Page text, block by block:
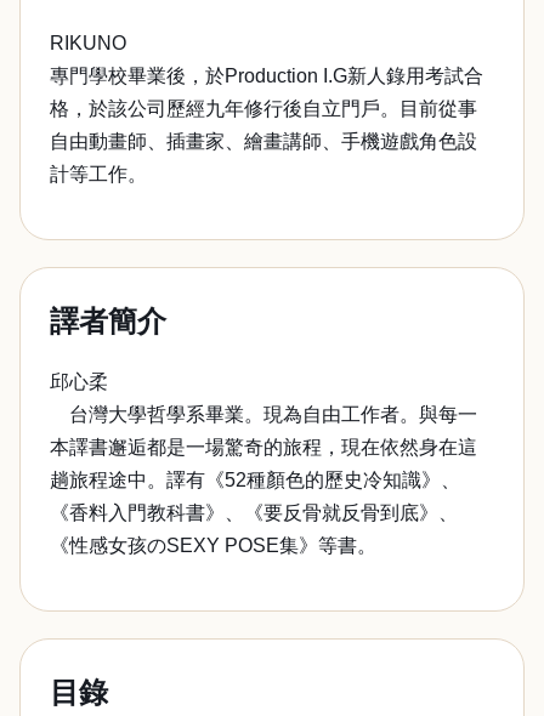
RIKUNO
專門學校畢業後，於Production I.G新人錄用考試合
格，於該公司歷經九年修行後自立門戶。目前從事
自由動畫師、插畫家、繪畫講師、手機遊戲角色設
計等工作。
譯者簡介
邱心柔
台灣大學哲學系畢業。現為自由工作者。與每一
本譯書邂逅都是一場驚奇的旅程，現在依然身在這
趟旅程途中。譯有《52種顏色的歷史冷知識》、
《香料入門教科書》、《要反骨就反骨到底》、
《性感女孩のSEXY POSE集》等書。
目錄